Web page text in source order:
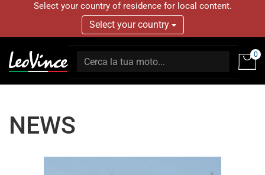
Select your country of residence for local content.
Select your country
0
NEWS